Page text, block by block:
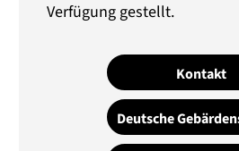
Verfügung gestellt.
Kontakt
Deutsche